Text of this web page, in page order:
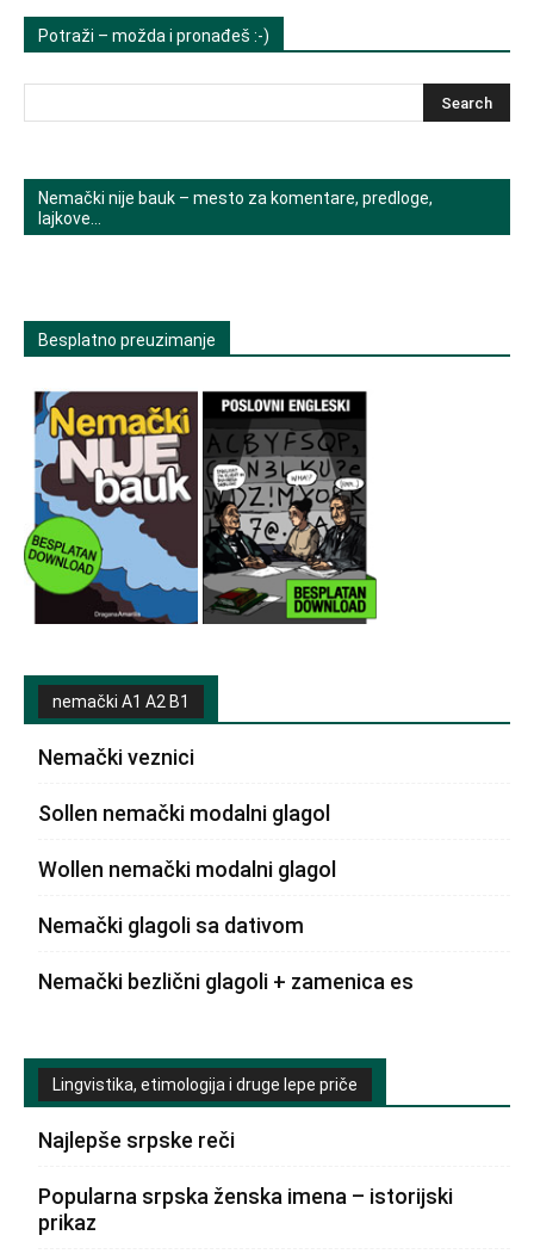
Potraži – možda i pronađeš :-)
Nemački nije bauk – mesto za komentare, predloge,
lajkove…
Besplatno preuzimanje
nemački A1 A2 B1
Nemački veznici
Sollen nemački modalni glagol
Wollen nemački modalni glagol
Nemački glagoli sa dativom
Nemački bezlični glagoli + zamenica es
Lingvistika, etimologija i druge lepe priče
Najlepše srpske reči
Popularna srpska ženska imena – istorijski
prikaz